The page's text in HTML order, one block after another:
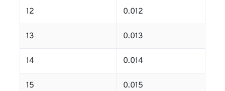
12 0.012
13 0.013
14 0.014
15 0.015